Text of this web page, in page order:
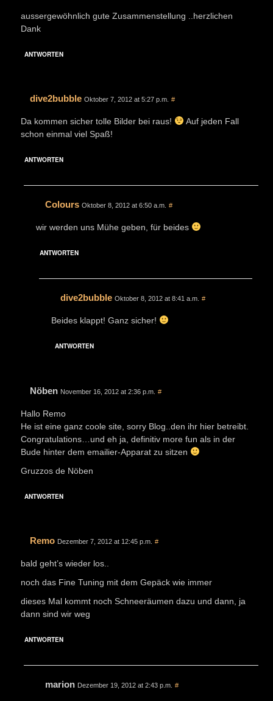
aussergewöhnlich gute Zusammenstellung ..herzlichen
Dank
ANTWORTEN
dive2bubble Oktober 7, 2012 at 5:27 p.m. #
Da kommen sicher tolle Bilder bei raus!
Auf jeden Fall
schon einmal viel Spaß!
ANTWORTEN
Colours Oktober 8, 2012 at 6:50 a.m. #
wir werden uns Mühe geben, für beides
ANTWORTEN
dive2bubble Oktober 8, 2012 at 8:41 a.m. #
Beides klappt! Ganz sicher!
ANTWORTEN
Nöben November 16, 2012 at 2:36 p.m. #
Hallo Remo
He ist eine ganz coole site, sorry Blog..den ihr hier betreibt.
Congratulations…und eh ja, definitiv more fun als in der
Bude hinter dem emailier-Apparat zu sitzen
Gruzzos de Nöben
ANTWORTEN
Remo Dezember 7, 2012 at 12:45 p.m. #
bald geht’s wieder los..
noch das Fine Tuning mit dem Gepäck wie immer
dieses Mal kommt noch Schneeräumen dazu und dann, ja
dann sind wir weg
ANTWORTEN
marion Dezember 19, 2012 at 2:43 p.m. #